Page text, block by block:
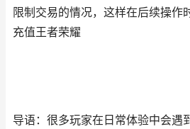
限制交易的情况，这样在后续操作
充值王者荣耀
导语：很多玩家在日常体验中会遇